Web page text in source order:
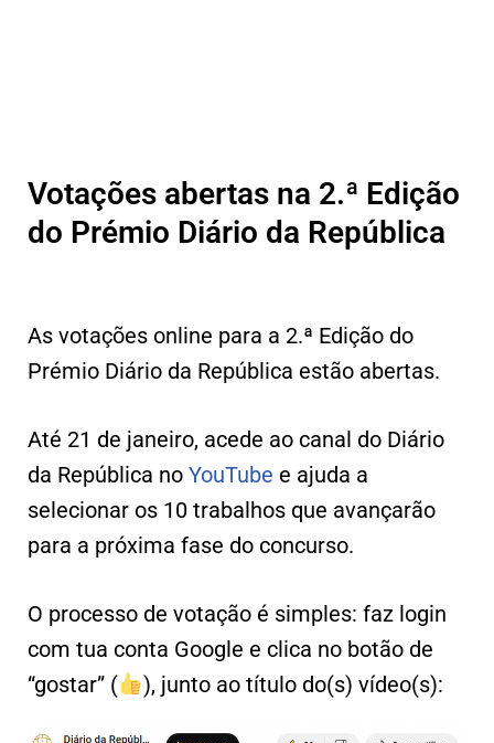
Votações abertas na 2.ª Edição
do Prémio Diário da República
As votações online para a 2.ª Edição do
Prémio Diário da República estão abertas.
Até 21 de janeiro, acede ao canal do Diário
da República no YouTube e ajuda a
selecionar os 10 trabalhos que avançarão
para a próxima fase do concurso.
O processo de votação é simples: faz login
com tua conta Google e clica no botão de
“gostar” (
), junto ao título do(s) vídeo(s):